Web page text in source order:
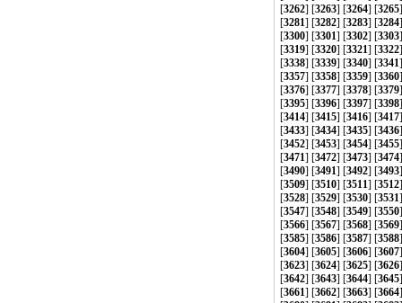
[3262] [3263] [3264] [3265
[3281] [3282] [3283] [3284
[3300] [3301] [3302] [3303
[3319] [3320] [3321] [3322
[3338] [3339] [3340] [3341
[3357] [3358] [3359] [3360
[3376] [3377] [3378] [3379
[3395] [3396] [3397] [3398
[3414] [3415] [3416] [3417
[3433] [3434] [3435] [3436
[3452] [3453] [3454] [3455
[3471] [3472] [3473] [3474
[3490] [3491] [3492] [3493
[3509] [3510] [3511] [3512
[3528] [3529] [3530] [3531
[3547] [3548] [3549] [3550
[3566] [3567] [3568] [3569
[3585] [3586] [3587] [3588
[3604] [3605] [3606] [3607
[3623] [3624] [3625] [3626
[3642] [3643] [3644] [3645
[3661] [3662] [3663] [3664